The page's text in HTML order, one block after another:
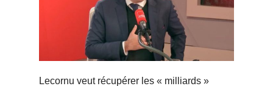
Lecornu veut récupérer les « milliards »